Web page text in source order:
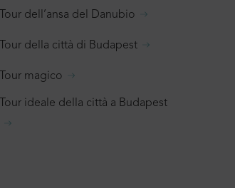
Tour dell’ansa del Danubio
Tour della città di Budapest
Tour magico
Tour ideale della città a Budapest